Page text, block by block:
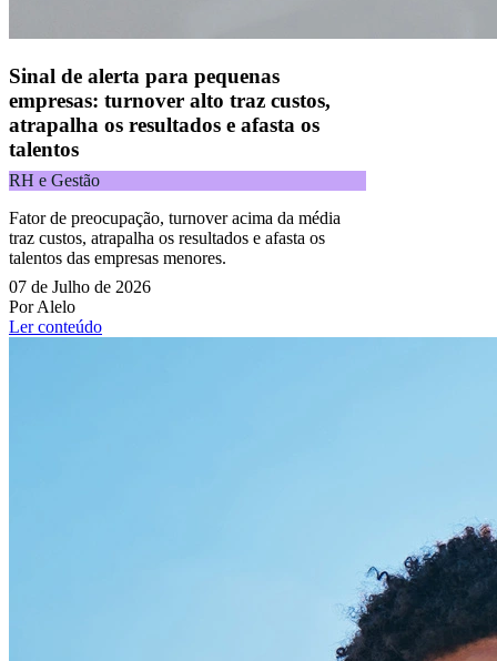
Sinal de alerta para pequenas
empresas: turnover alto traz custos,
atrapalha os resultados e afasta os
talentos
RH e Gestão
Fator de preocupação, turnover acima da média
traz custos, atrapalha os resultados e afasta os
talentos das empresas menores.
07 de Julho de 2026
Por Alelo
Ler conteúdo